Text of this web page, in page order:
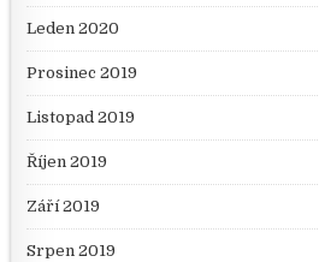
Leden 2020
Prosinec 2019
Listopad 2019
Říjen 2019
Září 2019
Srpen 2019